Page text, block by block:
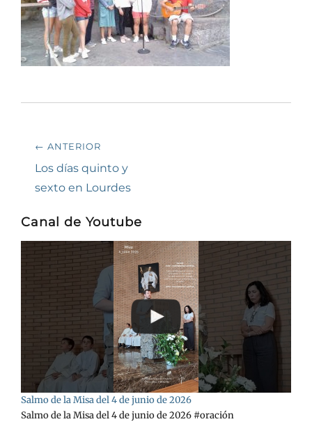
Navegación
de
entradas
← ANTERIOR
Entrada
anterior:
Los días quinto y
sexto en Lourdes
Canal de Youtube
Salmo de la Misa del 4 de junio de 2026
Salmo de la Misa del 4 de junio de 2026 #oración